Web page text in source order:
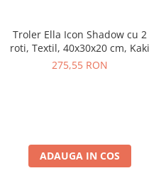
Troler Ella Icon Shadow cu 2
roti, Textil, 40x30x20 cm, Kaki
275,55 RON
ADAUGA IN COS